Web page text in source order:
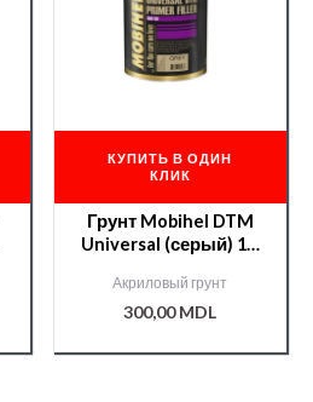
КУПИТЬ В ОДИН
КЛИК
Грунт Mobihel DTM
Universal (серый) 1л
Акриловый грунт
300,00MDL